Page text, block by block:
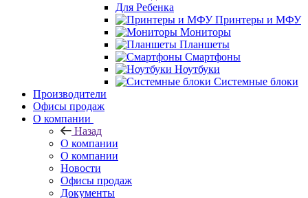
Для Ребенка
Принтеры и МФУ
Мониторы
Планшеты
Смартфоны
Ноутбуки
Системные блоки
Производители
Офисы продаж
О компании
Назад
О компании
О компании
Новости
Офисы продаж
Документы